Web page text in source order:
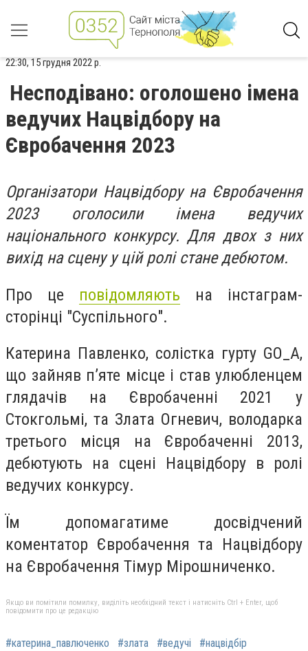
22:30, 15 грудня 2022 р.
Несподівано: оголошено імена
ведучих Нацвідбору на
Євробачення 2023
Організатори Нацвідбору на Євробачення
2023 оголосили імена ведучих
національного конкурсу. Для двох з них
вихід на сцену у цій ролі стане дебютом.
Про це повідомляють на інстаграм-
сторінці "Суспільного".
Катерина Павленко, солістка гурту GO_A,
що зайняв п’яте місце і став улюбленцем
глядачів на Євробаченні 2021 у
Стокгольмі, та Злата Огневич, володарка
третього місця на Євробаченні 2013,
дебютують на сцені Нацвідбору в ролі
ведучих конкурсу.
Їм допомагатиме досвідчений
коментатор Євробачення та Нацвідбору
на Євробачення Тімур Мірошниченко.
Якщо ви помітили помилку, виділіть необхідний текст і натисніть Ctrl + Enter, щоб
повідомити про це редакцію
#катерина_павлюченко #злата #ведучі #нацвідбір